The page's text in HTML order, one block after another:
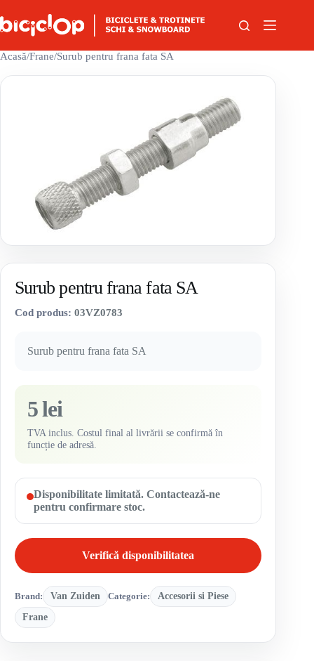
Acasă/Frane/Surub pentru frana fata SA
Surub pentru frana fata SA
Cod produs: 03VZ0783
Surub pentru frana fata SA
5 lei
TVA inclus. Costul final al livrării se confirmă în
funcție de adresă.
Disponibilitate limitată. Contactează-ne
pentru confirmare stoc.
Verifică disponibilitatea
Brand: Van Zuiden Categorie:
Accesorii si Piese
Frane